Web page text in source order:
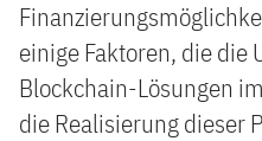
einige Faktoren, die die
Blockchain-Lösungen
die Realisierung dieser